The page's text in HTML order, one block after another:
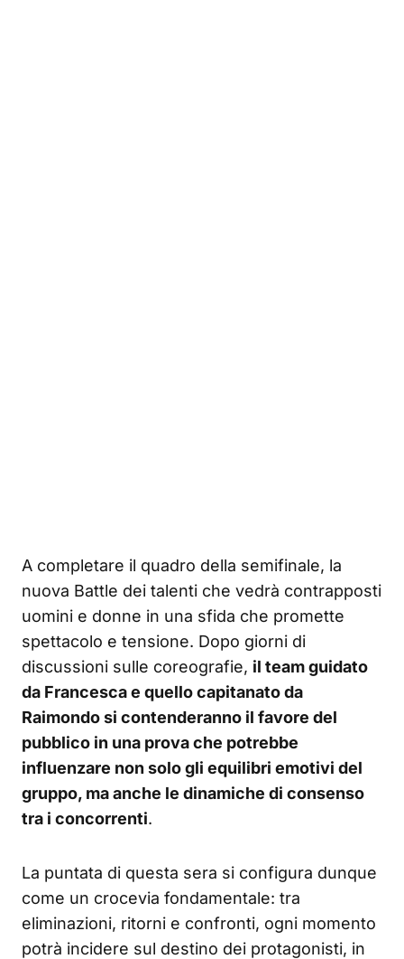
A completare il quadro della semifinale, la
nuova Battle dei talenti che vedrà contrapposti
uomini e donne in una sfida che promette
spettacolo e tensione. Dopo giorni di
discussioni sulle coreografie, il team guidato
da Francesca e quello capitanato da
Raimondo si contenderanno il favore del
pubblico in una prova che potrebbe
influenzare non solo gli equilibri emotivi del
gruppo, ma anche le dinamiche di consenso
tra i concorrenti.
La puntata di questa sera si configura dunque
come un crocevia fondamentale: tra
eliminazioni, ritorni e confronti, ogni momento
potrà incidere sul destino dei protagonisti, in